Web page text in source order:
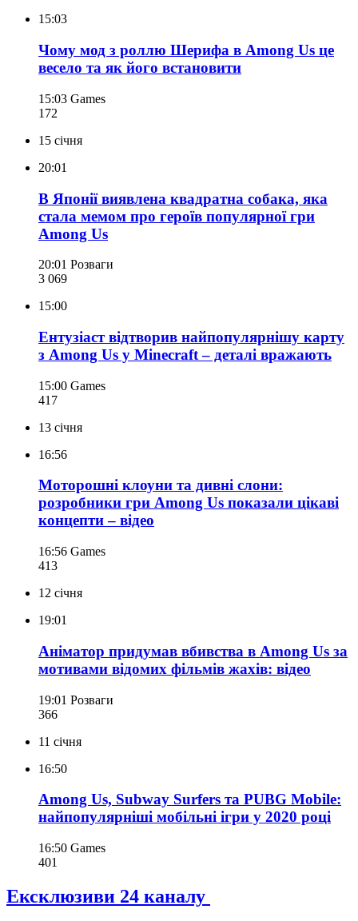
15:03
Чому мод з роллю Шерифа в Among Us це
весело та як його встановити
15:03 Games
172
15 січня
20:01
В Японії виявлена квадратна собака, яка
стала мемом про героїв популярної гри
Among Us
20:01 Розваги
3 069
15:00
Ентузіаст відтворив найпопулярнішу карту
з Among Us у Minecraft – деталі вражають
15:00 Games
417
13 січня
16:56
Моторошні клоуни та дивні слони:
розробники гри Among Us показали цікаві
концепти – відео
16:56 Games
413
12 січня
19:01
Аніматор придумав вбивства в Among Us за
мотивами відомих фільмів жахів: відео
19:01 Розваги
366
11 січня
16:50
Among Us, Subway Surfers та PUBG Mobile:
найпопулярніші мобільні ігри у 2020 році
16:50 Games
401
Ексклюзиви 24 каналу